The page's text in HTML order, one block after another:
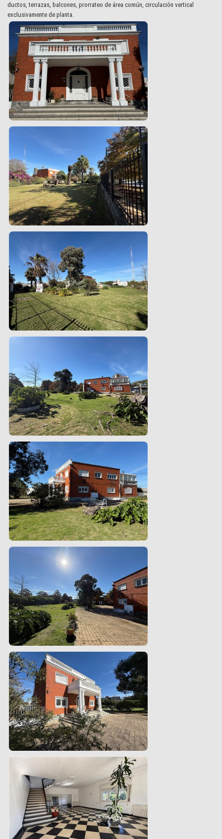
ductos, terrazas, balcones, prorrateo de área común, circulación vertical
exclusivamente de planta.